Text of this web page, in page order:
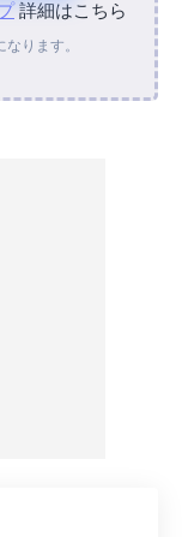
詳細はこちら
ります。